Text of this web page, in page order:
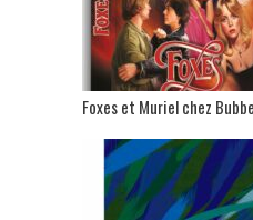
Foxes et Muriel chez